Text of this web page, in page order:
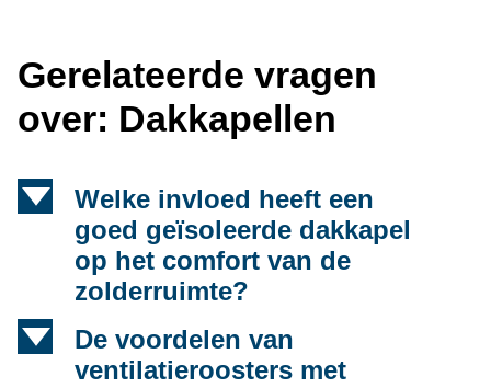
Gerelateerde vragen
over: Dakkapellen
d
Welke invloed heeft een
goed geïsoleerde dakkapel
op het comfort van de
zolderruimte?
d
De voordelen van
ventilatieroosters met